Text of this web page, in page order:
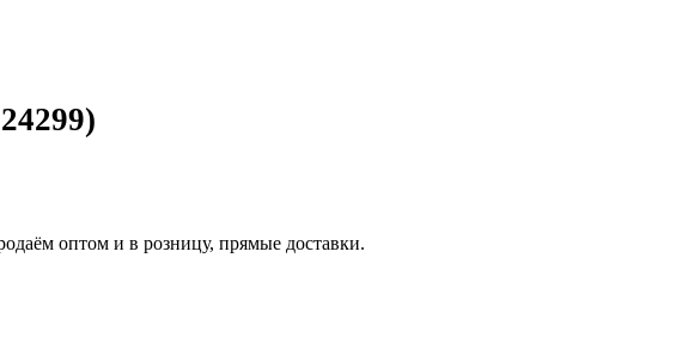
оптом и в розницу, прямые доставки.